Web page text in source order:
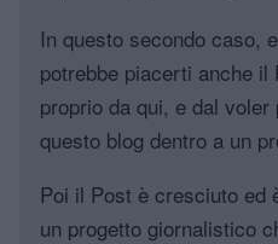
In questo secondo caso,
potrebbe piacerti anche
proprio da qui, e dal
questo blog dentro a un
Poi il Post è cresciuto ed
un progetto giornalistico